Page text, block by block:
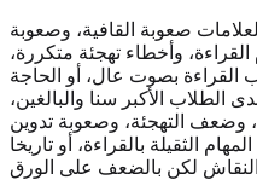
صعوبة القافية، وصعوبة
وأخطاء تهجئة متكررة،
القراءة بصوت عال، أو الحاجة
الطلاب الأكبر سنا والبالغين،
وضعف التهجئة، وصعوبة تدوين
الثقيلة بالقراءة، أو تاريخا